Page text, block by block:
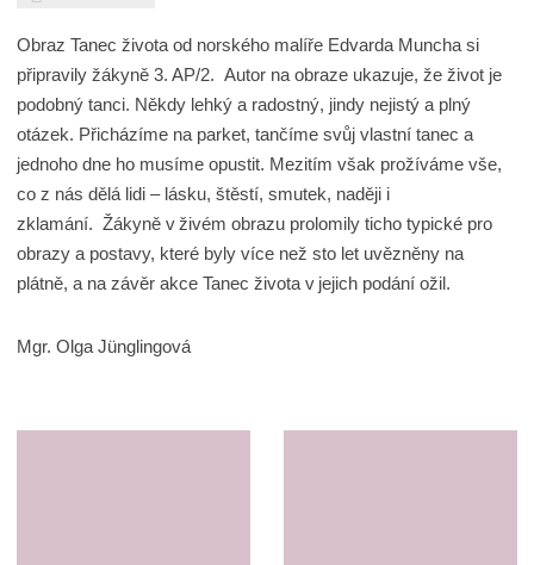
Obraz Tanec života od norského malíře Edvarda Muncha si
připravily žákyně 3. AP/2. Autor na obraze ukazuje, že život je
podobný tanci. Někdy lehký a radostný, jindy nejistý a plný
otázek. Přicházíme na parket, tančíme svůj vlastní tanec a
jednoho dne ho musíme opustit. Mezitím však prožíváme vše,
co z nás dělá lidi – lásku, štěstí, smutek, naději i
zklamání. Žákyně v živém obrazu prolomily ticho typické pro
obrazy a postavy, které byly více než sto let uvězněny na
plátně, a na závěr akce Tanec života v jejich podání ožil.
Mgr. Olga Jünglingová